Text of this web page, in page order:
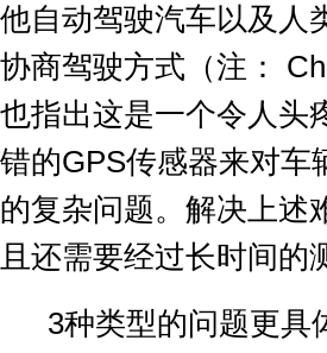
他自动驾驶汽车以及人
协商驾驶方式（注：
也指出这是一个令人头
错的GPS传感器来对车
的复杂问题。解决上述
且还需要经过长时间的
3种类型的问题更具